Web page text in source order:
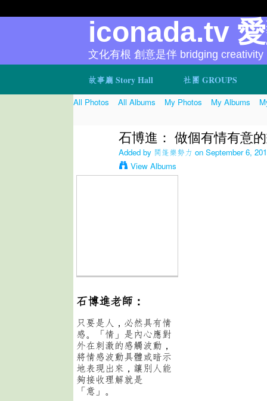
故事廳 Story Hall 社團 GROUPS
iconada.tv
文化有根 創意是伴 bridging creativity
All Photos All Albums My Photos My Albums
石博進： 做個有情有意
Added by 開篷樂勢力 on September 6,
View Albums
石博進老師：
只要是人，必然具有情
感。
「情」是內心應對
外在刺激的感觸波動，
將情感波動具體或暗示
地表現出來， 讓別人能
夠接收理解就是
「意」。